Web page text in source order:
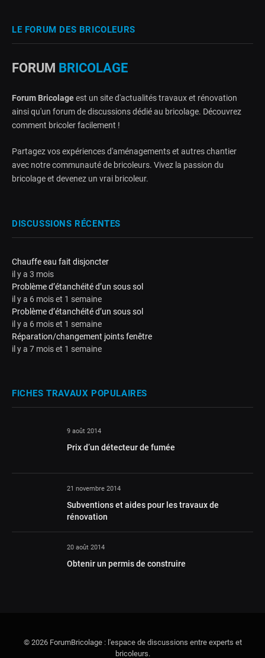
LE FORUM DES BRICOLEURS
FORUM BRICOLAGE
Forum Bricolageest un site d'actualités travaux et rénovation
ainsi qu'un forum de discussions dédié au bricolage. Découvrez
comment bricoler facilement !
Partagez vos expériences d'aménagements et autres chantier
avec notre communauté de bricoleurs. Vivez la passion du
bricolage et devenez un vrai bricoleur.
DISCUSSIONS RÉCENTES
Chauffe eau fait disjoncter
il y a 3 mois
Problème d’étanchéité d’un sous sol
il y a 6 mois et 1 semaine
Problème d’étanchéité d’un sous sol
il y a 6 mois et 1 semaine
Réparation/changement joints fenêtre
il y a 7 mois et 1 semaine
FICHES TRAVAUX POPULAIRES
9 août 2014
Prix d’un détecteur de fumée
21 novembre 2014
Subventions et aides pour les travaux de
rénovation
20 août 2014
Obtenir un permis de construire
© 2026 ForumBricolage : l'espace de discussions entre experts et
bricoleurs.